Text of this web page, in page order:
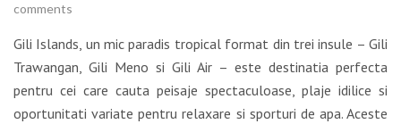
comments
Gili Islands, un mic paradis tropical format din trei insule – Gili
Trawangan, Gili Meno si Gili Air – este destinatia perfecta
pentru cei care cauta peisaje spectaculoase, plaje idilice si
oportunitati variate pentru relaxare si sporturi de apa. Aceste